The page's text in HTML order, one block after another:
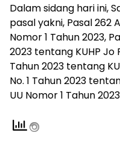
Dalam sidang hari ini,
pasal yakni, Pasal 262
Nomor 1 Tahun 2023,
2023 tentang KUHP Jo
Tahun 2023 tentang
No. 1 Tahun 2023
UU Nomor 1 Tahun